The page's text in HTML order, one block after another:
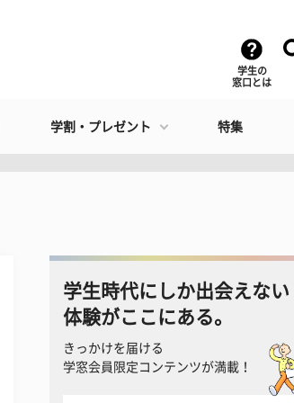
学生の
窓口とは
学割・プレゼント 特集
学生時代にしか出会えない
体験がここにある。
きっかけを届ける
学窓会員限定コンテンツが満載！